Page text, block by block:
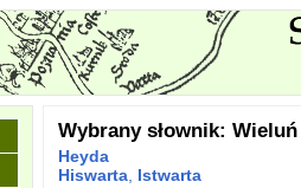
Wybrany słownik: Wieluń
Heyda
Hiswarta Istwarta